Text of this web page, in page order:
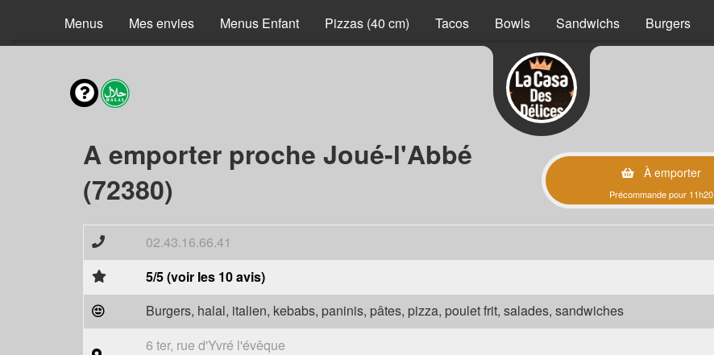
Menus Mes envies Menus Enfant Pizzas (40 cm) Tacos Bowls Sandwichs Burgers
A emporter proche Joué-l'Abbé
(72380)
À emporter
Précommande pour 11h20
02.43.16.66.41
5/5 (voir les 10 avis)
Burgers, halal, italien, kebabs, paninis, pâtes, pizza, poulet frit, salades, sandwiches
6 ter, rue d'Yvré l'évêque